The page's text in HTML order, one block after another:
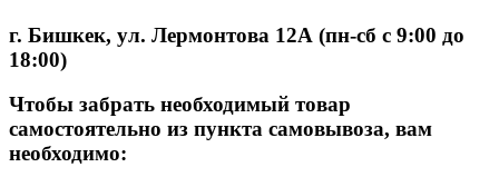
г. Бишкек, ул. Лермонтова 12А (пн-сб с 9:00 до
18:00)
Чтобы забрать необходимый товар
самостоятельно из пункта самовывоза, вам
необходимо: